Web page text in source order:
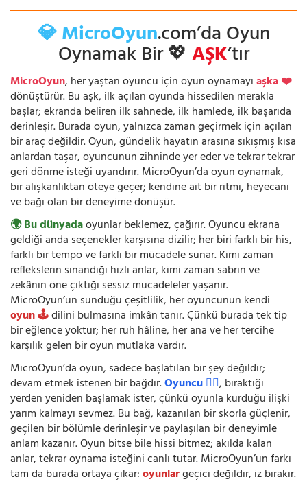
💎 MicroOyun.com’da Oyun
Oynamak Bir 💖AŞK’tır
MicroOyun, her yaştan oyuncu için oyun oynamayıaşka ❤️
dönüştürür. Bu aşk, ilk açılan oyunda hissedilen merakla
başlar; ekranda beliren ilk sahnede, ilk hamlede, ilk başarıda
derinleşir. Burada oyun, yalnızca zaman geçirmek için açılan
bir araç değildir. Oyun, gündelik hayatın arasına sıkışmış kısa
anlardan taşar, oyuncunun zihninde yer eder ve tekrar tekrar
geri dönme isteği uyandırır. MicroOyun’da oyun oynamak,
bir alışkanlıktan öteye geçer; kendine ait bir ritmi, heyecanı
ve bağı olan bir deneyime dönüşür.
🌍 Bu dünyadaoyunlar beklemez, çağırır. Oyuncu ekrana
geldiği anda seçenekler karşısına dizilir; her biri farklı bir his,
farklı bir tempo ve farklı bir mücadele sunar. Kimi zaman
reflekslerin sınandığı hızlı anlar, kimi zaman sabrın ve
zekânın öne çıktığı sessiz mücadeleler yaşanır.
MicroOyun’un sunduğu çeşitlilik, her oyuncunun kendi
oyun 🕹️dilini bulmasına imkân tanır. Çünkü burada tek tip
bir eğlence yoktur; her ruh hâline, her ana ve her tercihe
karşılık gelen bir oyun mutlaka vardır.
MicroOyun’da oyun, sadece başlatılan bir şey değildir;
devam etmek istenen bir bağdır.Oyuncu 🧍‍♂️, bıraktığı
yerden yeniden başlamak ister, çünkü oyunla kurduğu ilişki
yarım kalmayı sevmez. Bu bağ, kazanılan bir skorla güçlenir,
geçilen bir bölümle derinleşir ve paylaşılan bir deneyimle
anlam kazanır. Oyun bitse bile hissi bitmez; akılda kalan
anlar, tekrar oynama isteğini canlı tutar. MicroOyun’un farkı
tam da burada ortaya çıkar:oyunlargeçici değildir, iz bırakır.